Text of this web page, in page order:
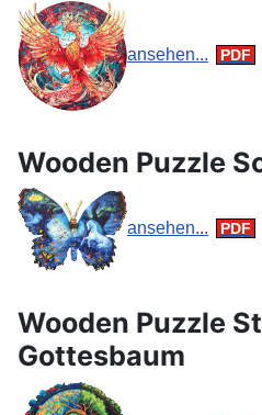
ansehen...
Wooden Puzzle
ansehen...
Wooden Puzzle
Gottesbaum